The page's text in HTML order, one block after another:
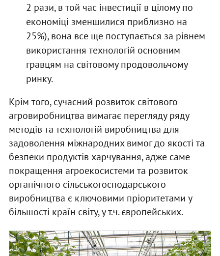
2 рази, в той час інвестиції в цілому по
економіці зменшилися приблизно на
25%), вона все ще поступається за рівнем
використання технологій основним
гравцям на світовому продовольчому
ринку.
Крім того, сучасний розвиток світового
агровиробництва вимагає перегляду ряду
методів та технологій виробництва для
задоволення міжнародних вимог до якості та
безпеки продуктів харчування, адже саме
покращення агроекосистеми та розвиток
органічного сільськогосподарського
виробництва є ключовими пріоритетами у
більшості країн світу, у т.ч. європейських.